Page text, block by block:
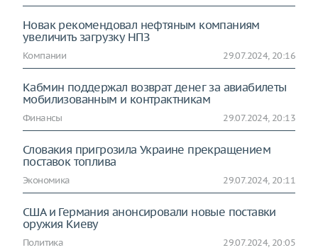
Новак рекомендовал нефтяным компаниям
увеличить загрузку НПЗ
Компании 29.07.2024, 20:16
Кабмин поддержал возврат денег за авиабилеты
мобилизованным и контрактникам
Финансы 29.07.2024, 20:13
Словакия пригрозила Украине прекращением
поставок топлива
Экономика 29.07.2024, 20:11
США и Германия анонсировали новые поставки
оружия Киеву
Политика 29.07.2024, 20:05